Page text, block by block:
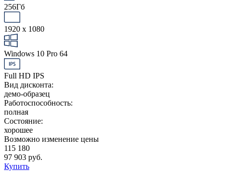
256Гб
1920 x 1080
Windows 10 Pro 64
Full HD IPS
Вид дисконта:
демо-образец
Работоспособность:
полная
Состояние:
хорошее
Возможно изменение цены
115 180
97 903 руб.
Купить